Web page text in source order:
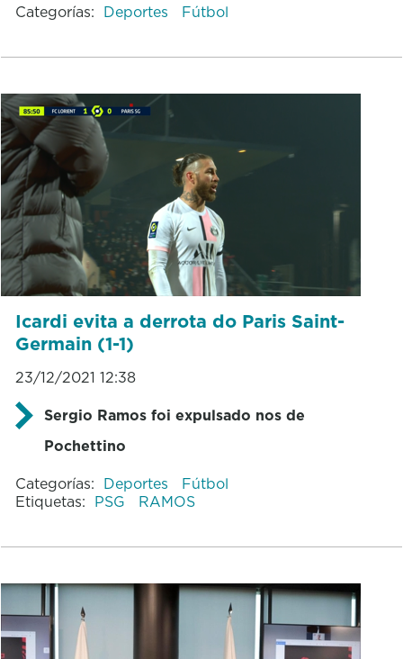
Categorías: Deportes Fútbol
Icardi evita a derrota do Paris Saint-
Germain (1-1)
23/12/2021 12:38
Sergio Ramos foi expulsado nos de
Pochettino
Categorías: Deportes
Fútbol
Etiquetas: PSG RAMOS